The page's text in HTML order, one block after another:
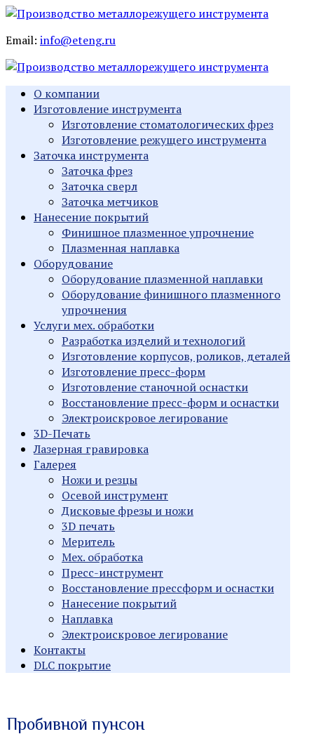
Email: info@eteng.ru
О компании
Изготовление инструмента
Изготовление стоматологических фрез
Изготовление режущего инструмента
Заточка инструмента
Заточка фрез
Заточка сверл
Заточка метчиков
Нанесение покрытий
Финишное плазменное упрочнение
Плазменная наплавка
Оборудование
Оборудование плазменной наплавки
Оборудование финишного плазменного
упрочнения
Услуги мех. обработки
Разработка изделий и технологий
Изготовление корпусов, роликов, деталей
Изготовление пресс-форм
Изготовление станочной оснастки
Восстановление пресс-форм и оснастки
Электроискровое легирование
3D-Печать
Лазерная гравировка
Галерея
Ножи и резцы
Осевой инструмент
Дисковые фрезы и ножи
3D печать
Меритель
Мех. обработка
Пресс-инструмент
Восстановление прессформ и оснастки
Нанесение покрытий
Наплавка
Электроискровое легирование
Контакты
DLC покрытие
Производство
Пробивной пунсон